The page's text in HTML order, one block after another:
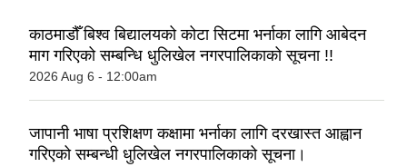
काठमाडौँ बिश्व बिद्यालयको कोटा सिटमा भर्नाका लागि आबेदन
माग गरिएको सम्बन्धि धुलिखेल नगरपालिकाको सूचना !!
2026 Aug 6 - 12:00am
जापानी भाषा प्रशिक्षण कक्षामा भर्नाका लागि दरखास्त आह्वान
गरिएको सम्बन्धी धुलिखेल नगरपालिकाको सूचना।